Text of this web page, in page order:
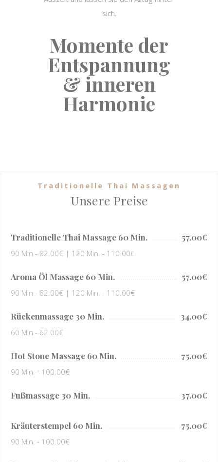
sich.
Momente der
Entspannung
& inneren
Harmonie
Traditionelle Thai Massagen
Unsere Preise
Traditionelle Thai Massage 60 Min. 57.00€
90 Min - 82.00€ | 120 Min. - 110.00€
Aroma Öl Massage 60 Min. 57.00€
90 Min - 82.00€ | 120 Min. - 110.00€
Rückenmassage 30 Min. 34.00€
60 Min - 62.00€
Hot Stone Massage 60 Min. 75.00€
90 Min. - 100.00€
Fußmassage 30 Min. 37.00€
Kräuterstempel 60 Min. 75.00€
90 Min. - 100.00€